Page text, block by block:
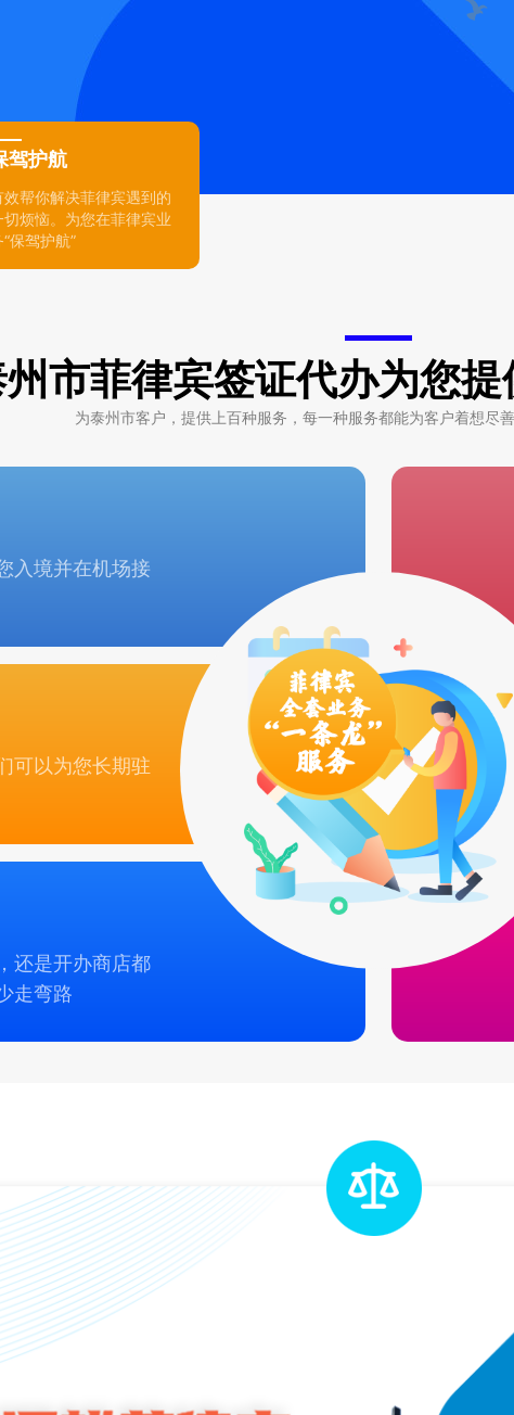
驾护航
效帮你解决菲律宾遇到的
切烦恼。为您在菲律宾业
“保驾护航”
市菲律宾签证代办为您
为泰州市客户，提供上百种服务，每一种服务都能为客户着想尽
入境并在机场接
可以为您长期驻
还是开办商店都
走弯路